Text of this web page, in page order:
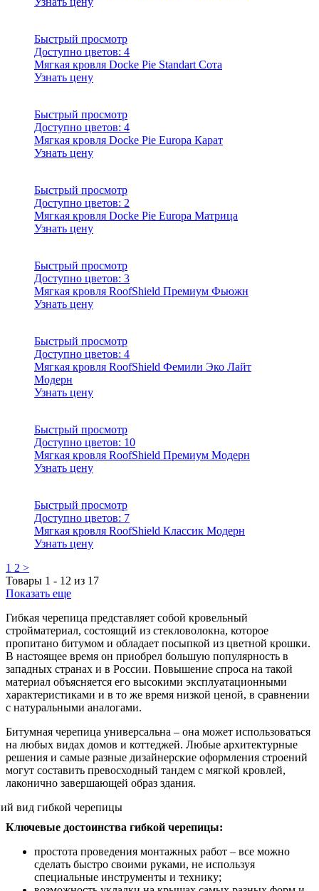
Быстрый просмотр
Доступно цветов: 4
Мягкая кровля Docke Pie Standart Сота
Узнать цену
Быстрый просмотр
Доступно цветов: 4
Мягкая кровля Docke Pie Europa Карат
Узнать цену
Быстрый просмотр
Доступно цветов: 2
Мягкая кровля Docke Pie Europa Матрица
Узнать цену
Быстрый просмотр
Доступно цветов: 3
Мягкая кровля RoofShield Премиум Фьюжн
Узнать цену
Быстрый просмотр
Доступно цветов: 4
Мягкая кровля RoofShield Фемили Эко Лайт
Модерн
Узнать цену
Быстрый просмотр
Доступно цветов: 10
Мягкая кровля RoofShield Премиум Модерн
Узнать цену
Быстрый просмотр
Доступно цветов: 7
Мягкая кровля RoofShield Классик Модерн
Узнать цену
1 2 >
Товары 1 - 12 из 17
Показать еще
Гибкая черепица представляет собой кровельный
стройматериал, состоящий из стекловолокна, которое
пропитано битумом и обладает посыпкой из цветной крошки.
В настоящее время он приобрел большую популярность в
западных странах и в России. Повышение спроса на такой
материал объясняется его высокими эксплуатационными
характеристиками и в то же время низкой ценой, в сравнении
с натуральными аналогами.
Битумная черепица универсальна – она может использоваться
на любых видах домов и коттеджей. Любые архитектурные
решения и самые разные дизайнерские оформления строений
могут составить превосходный тандем с мягкой кровлей,
лаконично завершающей образ здания.
Ключевые достоинства гибкой черепицы:
простота проведения монтажных работ – все можно
сделать быстро своими руками, не используя
специальные инструменты и технику;